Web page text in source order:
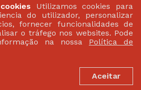
PATROCINADORESUtilizamos cookies para
do utilizador, personalizar
fornecer funcionalidades de
o tráfego nos websites. Pode
na nossa Política de
Aceitar